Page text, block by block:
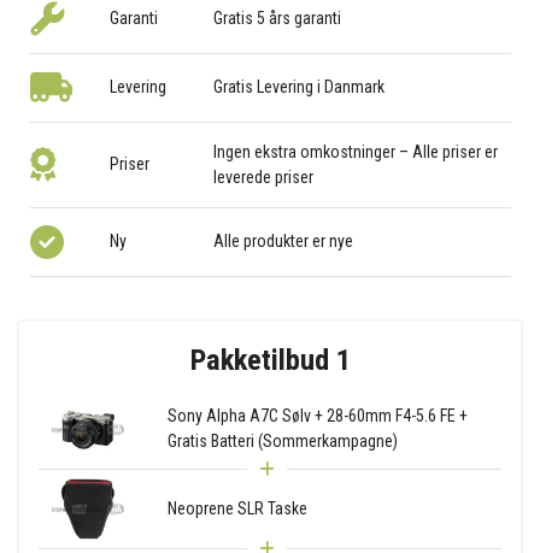
Garanti Gratis 5 års garanti
Levering Gratis Levering i Danmark
Priser
Ingen ekstra omkostninger – Alle priser er
leverede priser
Ny Alle produkter er nye
Pakketilbud 1
Sony Alpha A7C Sølv + 28-60mm F4-5.6 FE +
Gratis Batteri (Sommerkampagne)
Neoprene SLR Taske